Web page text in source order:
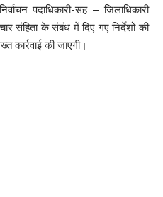
पदाधिकारी-सह – जिलाधिकारी
संहिता के संबंध में दिए गए निर्देशों की
कार्रवाई की जाएगी।